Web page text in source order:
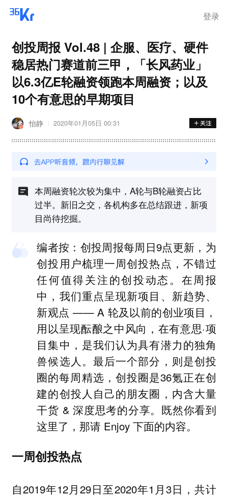
登录
创投周报 Vol.48 | 企服、医疗、硬件
稳居热门赛道前三甲，「长风药业」
以6.3亿E轮融资领跑本周融资；以及
10个有意思的早期项目
怡静 2020年01月05日 00:31
本周融资轮次较为集中，A轮与B轮融资占比
过半。新旧之交，各机构多在总结跟进，新项
目尚待挖掘。
编者按：创投周报每周日9点更新，为
创投用户梳理一周创投热点，不错过
任何值得关注的创投动态。在周报
中，我们重点呈现新项目、新趋势、
新观点 —— A 轮及以前的创业项目，
用以呈现酝酿之中风向，在有意思·项
目集中，是我们认为具有潜力的独角
兽候选人。最后一个部分，则是创投
圈的每周精选，创投圈是36氪正在创
建的创投人自己的朋友圈，内含大量
干货 & 深度思考的分享。既然你看到
这里了，那请 Enjoy 下面的内容。
一周创投热点
自2019年12月29日至2020年1月3日， 共计